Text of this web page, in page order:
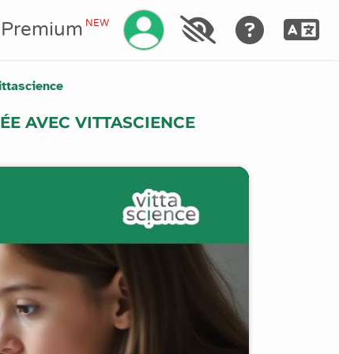
PremiumNEW Gestionar su cuenta
AVEC VITTASCIENCE